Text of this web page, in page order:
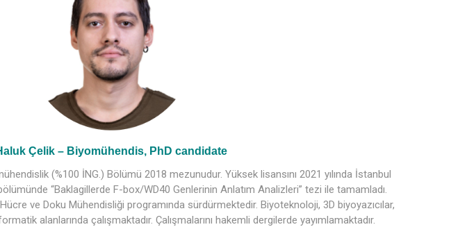
Çelik – Biyomühendis, PhD candidate
(%100 İNG.) Bölümü 2018 mezunudur. Yüksek lisansını 2021 yılında İstanbul
“Baklagillerde F-box/WD40 Genlerinin Anlatım Analizleri” tezi ile tamamladı.
ve Doku Mühendisliği programında sürdürmektedir. Biyoteknoloji, 3D biyoyazıcılar,
alanlarında çalışmaktadır. Çalışmalarını hakemli dergilerde yayımlamaktadır.